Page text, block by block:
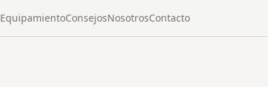
EquipamientoConsejosNosotrosContacto